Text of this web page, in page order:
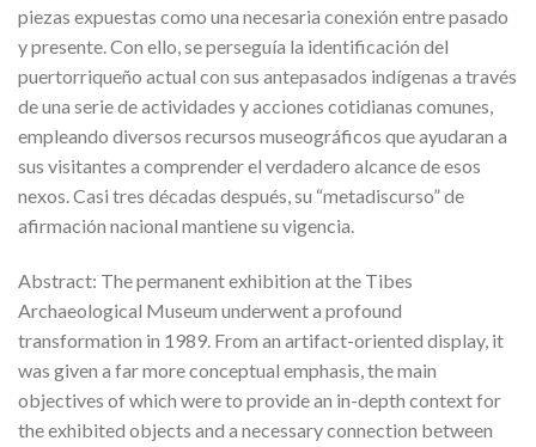
piezas expuestas como una necesaria conexión entre pasado
y presente. Con ello, se perseguía la identificación del
puertorriqueño actual con sus antepasados indígenas a través
de una serie de actividades y acciones cotidianas comunes,
empleando diversos recursos museográficos que ayudaran a
sus visitantes a comprender el verdadero alcance de esos
nexos. Casi tres décadas después, su “metadiscurso” de
afirmación nacional mantiene su vigencia.
Abstract: The permanent exhibition at the Tibes
Archaeological Museum underwent a profound
transformation in 1989. From an artifact-oriented display, it
was given a far more conceptual emphasis, the main
objectives of which were to provide an in-depth context for
the exhibited objects and a necessary connection between